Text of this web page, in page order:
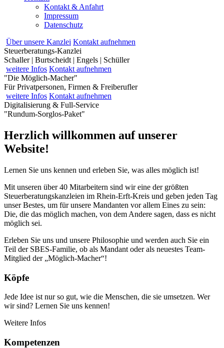
Kontakt & Anfahrt
Impressum
Datenschutz
Überunsere Kanzlei Kontakt aufnehmen
Steuerberatungs-Kanzlei
Schaller | Burtscheidt | Engels | Schüller
weitere Infos Kontakt aufnehmen
"Die Möglich-Macher"
Für Privatpersonen, Firmen & Freiberufler
weitere Infos Kontakt aufnehmen
Digitalisierung & Full-Service
"Rundum-Sorglos-Paket"
Herzlich willkommen auf unserer
Website!
Lernen Sie uns kennen und erleben Sie, was alles möglich ist!
Mit unseren über 40 Mitarbeitern sind wir eine der größten
Steuerberatungskanzleien im Rhein-Erft-Kreis und geben jeden Tag
unser Bestes, um für unsere Mandanten vor allem Eines zu sein:
Die, die das möglich machen, von dem Andere sagen, dass es nicht
möglich sei.
Erleben Sie uns und unsere Philosophie und werden auch Sie ein
Teil der SBES‑Familie, ob als Mandant oder als neuestes Team-
Mitglied der „Möglich-Macher“!
Köpfe
Jede Idee ist nur so gut, wie die Menschen, die sie umsetzen. Wer
wir sind? Lernen Sie uns kennen!
Weitere Infos
Kompetenzen